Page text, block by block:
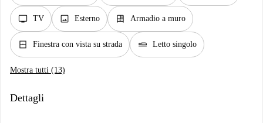
tv TV image Esterno dresser Armadio a muro
window_closed Finestra con vista su strada airline_seat_flat Letto singolo
Mostra tutti (13)
Dettagli